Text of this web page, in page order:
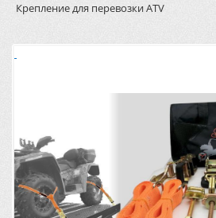
Крепление для перевозки ATV